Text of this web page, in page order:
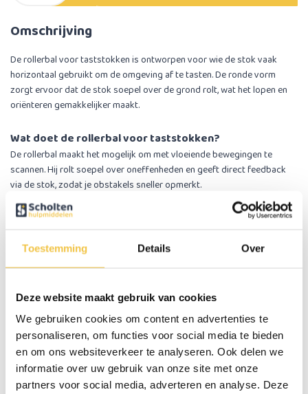
Toestemming Details Over
Deze website maakt gebruik van cookies
We gebruiken cookies om content en advertenties te
personaliseren, om functies voor social media te bieden
en om ons websiteverkeer te analyseren. Ook delen we
informatie over uw gebruik van onze site met onze
partners voor social media, adverteren en analyse. Deze
Omschrijving
De rollerbal voor taststokken is ontworpen voor wie de stok vaak
horizontaal gebruikt om de omgeving af te tasten. De ronde vorm
zorgt ervoor dat de stok soepel over de grond rolt, wat het lopen en
oriënteren gemakkelijker maakt.
Wat doet de rollerbal voor taststokken?
De rollerbal maakt het mogelijk om met vloeiende bewegingen te
scannen. Hij rolt soepel over oneffenheden en geeft direct feedback
via de stok, zodat je obstakels sneller opmerkt.
Waarom kiezen voor de rollerbal voor taststokken?
Betere oriëntatie op verschillende ondergronden
Goed zichtbaar door de witte kleur
Belangrijk bij het vervangen van de rollerbal voor
taststokken
Houd tijdens het vervangen het touwtje van de stok goed vast.
Als het touwtje losraakt, kun je de dop niet meer correct
bevestigen.